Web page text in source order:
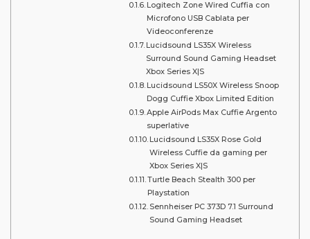
Logitech Zone Wired Cuffia con
Microfono USB Cablata per
Videoconferenze
Lucidsound LS35X Wireless
Surround Sound Gaming Headset
Xbox Series X|S
Lucidsound LS50X Wireless Snoop
Dogg Cuffie Xbox Limited Edition
Apple AirPods Max Cuffie Argento
superlative
Lucidsound LS35X Rose Gold
Wireless Cuffie da gaming per
Xbox Series X|S
Turtle Beach Stealth 300 per
Playstation
Sennheiser PC 373D 7.1 Surround
Sound Gaming Headset